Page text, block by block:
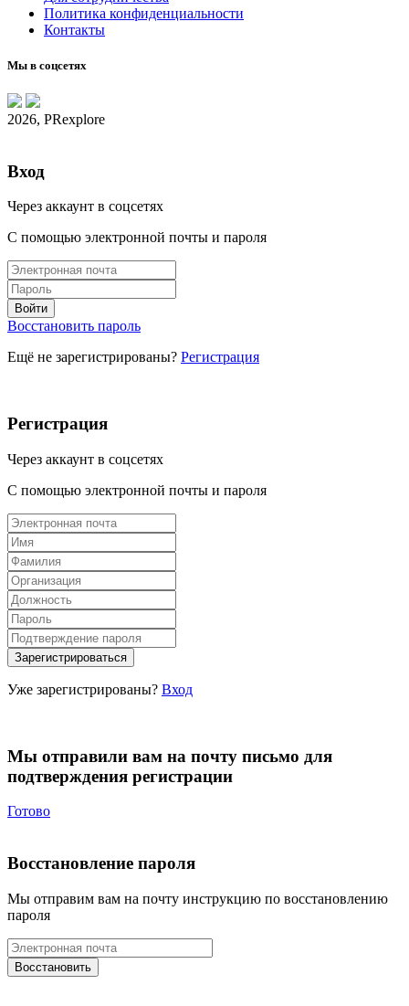
Политика конфиденциальности
Контакты
Мы в соцсетях
2026, PRexplore
Вход
Через аккаунт в соцсетях
С помощью электронной почты и пароля
Восстановить пароль
Ещё не зарегистрированы? Регистрация
Регистрация
Через аккаунт в соцсетях
С помощью электронной почты и пароля
Уже зарегистрированы? Вход
Мы отправили вам на почту письмо для
подтверждения регистрации
Готово
Восстановление пароля
Мы отправим вам на почту инструкцию по восстановлению
пароля